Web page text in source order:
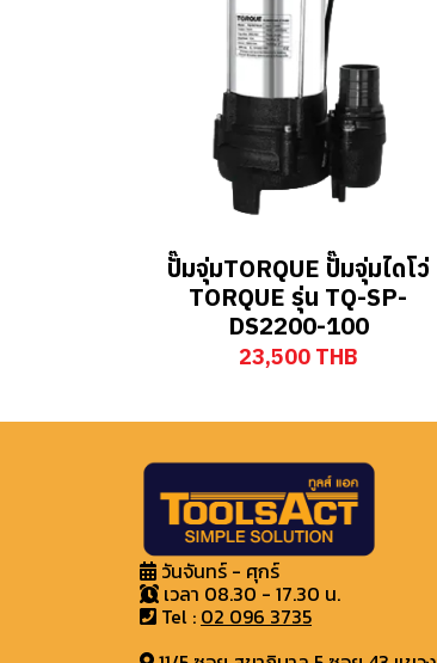
ปั๊มจุ่มTORQUE ปั๊มจุ่มไดโว่
TORQUE รุ่น TQ-SP-
DS2200-100
23,500 THB
วันจันทร์ - ศุกร์
เวลา 08.30 - 17.30 น.
Tel : 02 096 3735